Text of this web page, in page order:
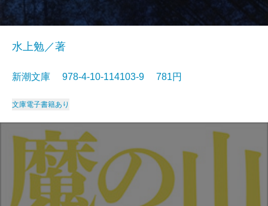
水上勉／著
新潮文庫 978-4-10-114103-9 781円
文庫電子書籍あり